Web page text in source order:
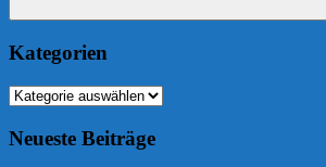
Suchen
Kategorien
Kategorien
Neueste Beiträge